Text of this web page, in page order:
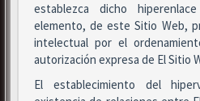
establezca dicho
elemento, de este Sitio Web,
intelectual por el
autorización expresa de El Sitio
El establecimiento del